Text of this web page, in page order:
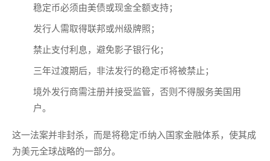
稳定币必须由美债或现金全额支持；
发行人需取得联邦或州级牌照；
禁止支付利息，避免影子银行化；
三年过渡期后，非法发行的稳定币将被禁止；
境外发行商需注册并接受监管，否则不得服务美国用
户。
这一法案并非封杀，而是将稳定币纳入国家金融体系，使其成
为美元全球战略的一部分。